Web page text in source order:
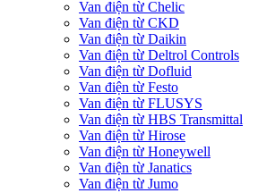
Van điện từ Chelic
Van điện từ CKD
Van điện từ Daikin
Van điện từ Deltrol Controls
Van điện từ Dofluid
Van điện từ Festo
Van điện từ FLUSYS
Van điện từ HBS Transmittal
Van điện từ Hirose
Van điện từ Honeywell
Van điện từ Janatics
Van điện từ Jumo